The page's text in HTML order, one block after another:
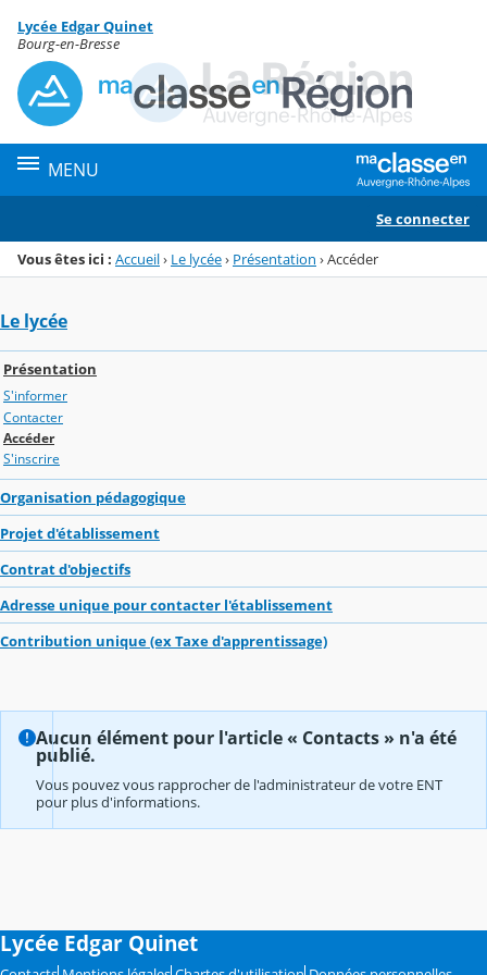
Menu de la rubrique
Contenu
Lycée Edgar Quinet
Bourg-en-Bresse
MENU
Se connecter
Vous êtes ici : Accueil› Le lycée› Présentation ›Accéder
Le lycée
Présentation
S'informer
Contacter
Accéder
S'inscrire
Organisation pédagogique
Projet d'établissement
Contrat d'objectifs
Adresse unique pour contacter l'établissement
Contribution unique (ex Taxe d'apprentissage)
Aucun élément pour l'article « Contacts » n'a été
publié.
Vous pouvez vous rapprocher de l'administrateur de votre ENT
pour plus d'informations.
Lycée Edgar Quinet